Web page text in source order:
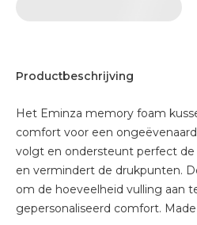
Productbeschrijving
Het Eminza memory foam
comfort voor een
volgt en ondersteunt perfect
en vermindert de drukpunten.
om de hoeveelheid vulling aan
gepersonaliseerd comfort. Made